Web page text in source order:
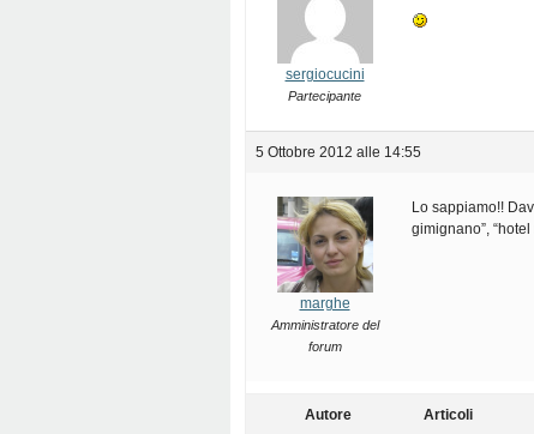
sergiocucini
Partecipante
5 Ottobre 2012 alle 14:55
marghe
Amministratore del
forum
Lo sappiamo!!
gimignano”,
Autore Articoli